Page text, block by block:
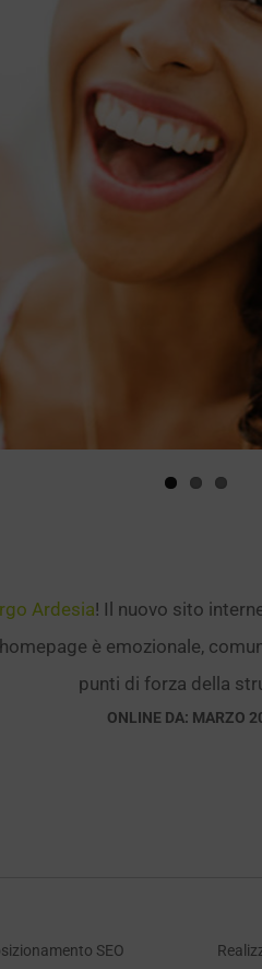
Ardesia! Il nuovo sito
è emozionale,
punti di forza della
ONLINE DA: MARZO
SEO